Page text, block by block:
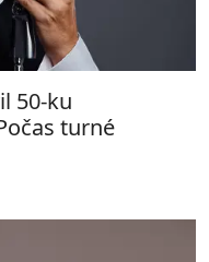
50-ku
turné